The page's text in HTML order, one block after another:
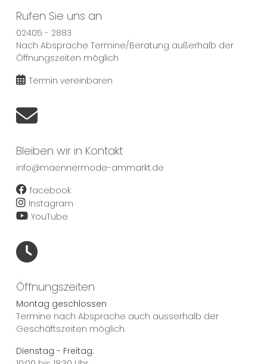
Rufen Sie uns an
02405 - 2883
Nach Absprache Termine/Beratung außerhalb der
Öffnungszeiten möglich
Termin vereinbaren
Bleiben wir in Kontakt
info@maennermode-ammarkt.de
facebook
Instagram
YouTube
Öffnungszeiten
Montag geschlossen
Termine nach Absprache auch ausserhalb der
Geschäftszeiten möglich.
Dienstag - Freitag: